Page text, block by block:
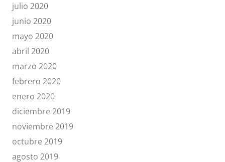
julio 2020
junio 2020
mayo 2020
abril 2020
marzo 2020
febrero 2020
enero 2020
diciembre 2019
noviembre 2019
octubre 2019
agosto 2019